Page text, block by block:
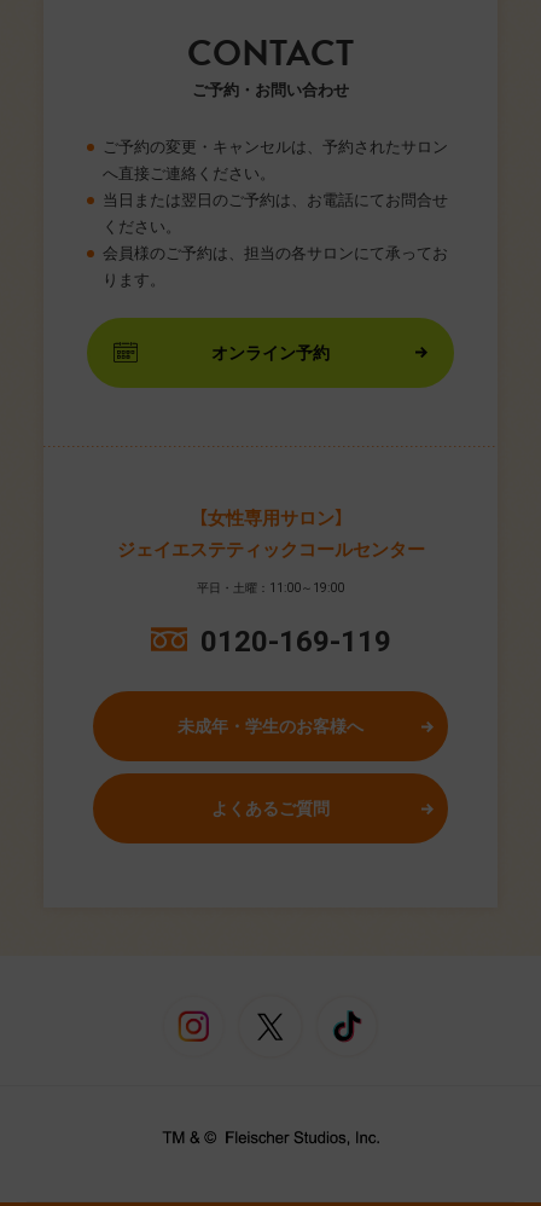
CONTACT
ご予約・お問い合わせ
ご予約の変更・キャンセルは、予約されたサロン
へ直接ご連絡ください。
当日または翌日のご予約は、お電話にてお問合せ
ください。
会員様のご予約は、担当の各サロンにて承ってお
ります。
オンライン予約
【女性専用サロン】
ジェイエステティックコールセンター
平日・土曜：11:00～19:00
0120-169-119
未成年・学生のお客様へ
よくあるご質問